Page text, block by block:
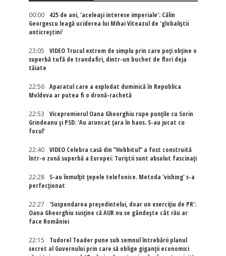
00:00
425 de ani, 'aceleași interese imperiale': Călin
Georgescu leagă uciderea lui Mihai Viteazul de 'globaliștii
anticreștini'
23:05
VIDEO Trucul extrem de simplu prin care poți obține o
superbă tufă de trandafiri, dintr-un buchet de flori deja
tăiate
22:56
Aparatul care a explodat duminică în Republica
Moldova ar putea fi o dronă-rachetă
22:53
Vicepremierul Oana Gheorghiu rupe punțile cu Sorin
Grindeanu și PSD: 'Au aruncat țara în haos. S-au jucat cu
focul'
22:40
VIDEO Celebra casă din ”Hobbitul” a fost construită
într-o zonă superbă a Europei: Turiștii sunt absolut fascinați
22:28
S-au înmulțit țepele telefonice. Metoda 'vishing' s-a
perfecționat
22:27
'Suspendarea președintelui, doar un exercițiu de PR':
Oana Gheorghiu susține că AUR nu se gândește cât rău ar
face României
22:15
Tudorel Toader pune sub semnul întrebării planul
secret al Guvernului prin care să oblige giganții economici